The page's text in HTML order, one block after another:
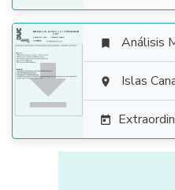

 Análisis
 Islas
